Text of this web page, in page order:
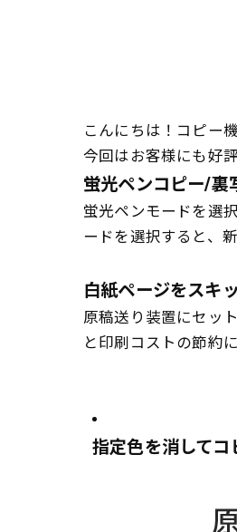
こんにちは！コピー
今回はお客様にも好
蛍光ペンコピー/裏
蛍光ペンモードを選
ードを選択すると、
白紙ページをスキ
原稿送り装置にセッ
と印刷コストの節約
指定色を消してコ